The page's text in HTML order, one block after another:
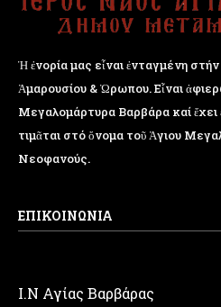
Ἡ ἐνορία μας εἶναι ἐνταγμένη
Ἁμαρουσίου & Ὠρωπου. Εἶναι
Μεγαλομάρτυρα Βαρβάρα καί
τιμᾶται στό ὄνομα τοῦ Ἁγιου
Νεοφανούς.
ΕΠΙΚΟΙΝΩΝΙΑ
Ι.Ν Αγίας Βαρβάρας